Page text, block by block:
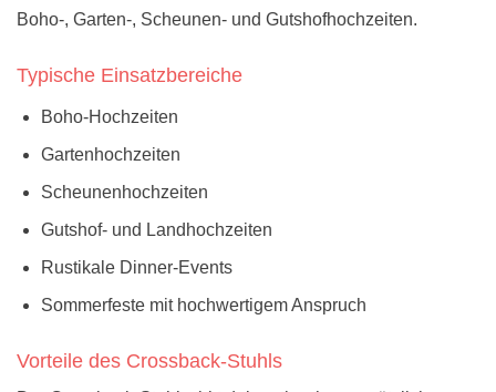
Boho-, Garten-, Scheunen- und Gutshofhochzeiten.
Typische Einsatzbereiche
Boho-Hochzeiten
Gartenhochzeiten
Scheunenhochzeiten
Gutshof- und Landhochzeiten
Rustikale Dinner-Events
Sommerfeste mit hochwertigem Anspruch
Vorteile des Crossback-Stuhls